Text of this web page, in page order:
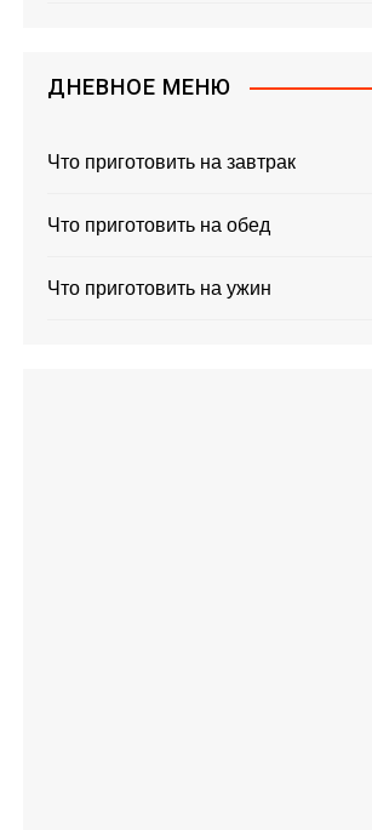
ДНЕВНОЕ МЕНЮ
Что приготовить на завтрак
Что приготовить на обед
Что приготовить на ужин